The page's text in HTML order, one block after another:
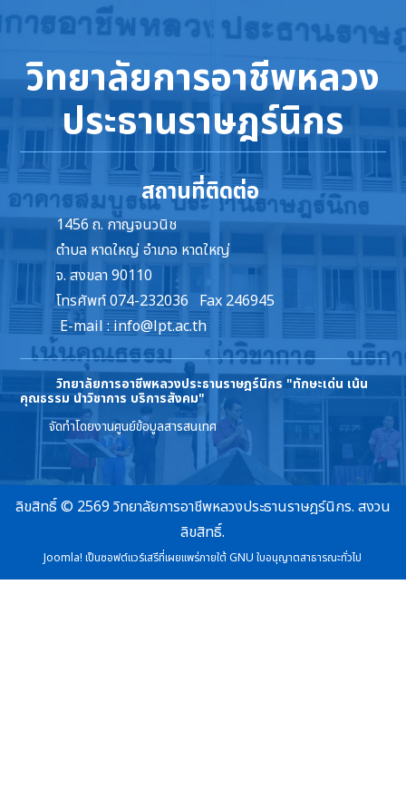
วิทยาลัยการอาชีพหลวง
ประธานราษฎร์นิกร
สถานที่ติดต่อ
1456 ถ. กาญจนวนิช
ตำบล หาดใหญ่ อำเภอ หาดใหญ่
จ. สงขลา 90110
โทรศัพท์ 074-232036 Fax 246945
E-mail : info@lpt.ac.th
วิทยาลัยการอาชีพหลวงประธานราษฎร์นิกร "ทักษะเด่น เน้น
คุณธรรม นำวิชาการ บริการสังคม"
จัดทำโดยงานศูนย์ข้อมูลสารสนเทศ
ลิขสิทธิ์ © 2569 วิทยาลัยการอาชีพหลวงประธานราษฎร์นิกร. สงวน
ลิขสิทธิ์.
Joomla! เป็นซอฟต์แวร์เสรีที่เผยแพร่ภายใต้GNU ใบอนุญาตสาธารณะทั่วไป